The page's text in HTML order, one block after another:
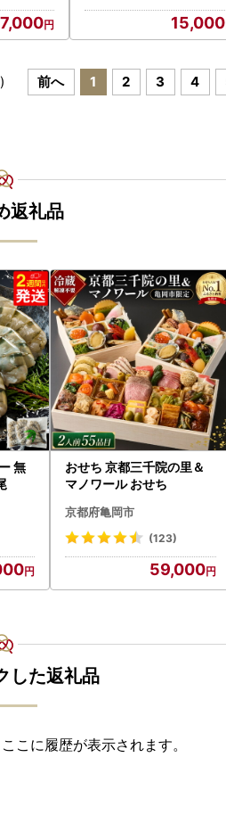
15,000
前へ 1 2 3 4
返礼品
無
おせち 京都三千院の里＆
マノワール おせち
京都府亀岡市
(123)
59,000
した返礼品
こに履歴が表示されます。